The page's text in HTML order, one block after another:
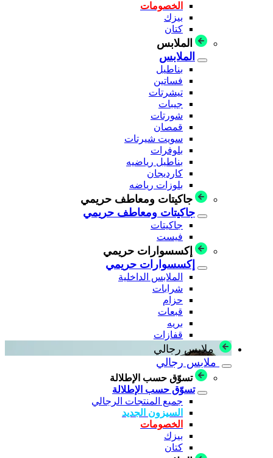
الخصومات
بيزك
كتان
الملابس
الملابس
بناطيل
فساتين
تيشرتات
جيبات
شورتات
قمصان
سويت شيرتات
بلوفرات
بناطيل رياضيه
كارديجان
بلوزات رياضه
جاكيتات ومعاطف حريمي
جاكيتات ومعاطف حريمي
جاكيتات
فيست
إكسسوارات حريمي
إكسسوارات حريمي
الملابس الداخلية
شرابات
حزام
قبعات
بريه
قفازات
ملابس رجالي
ملابس رجالي
تسوّق حسب الإطلالة
تسوّق حسب الإطلالة
جميع المنتجات الرجالي
السيزون الجديد
الخصومات
بيزك
كتان